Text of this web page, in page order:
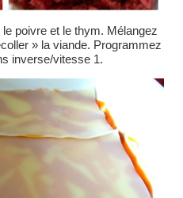
poivre et le thym. Mélangez
» la viande. Programmez
inverse/vitesse 1.